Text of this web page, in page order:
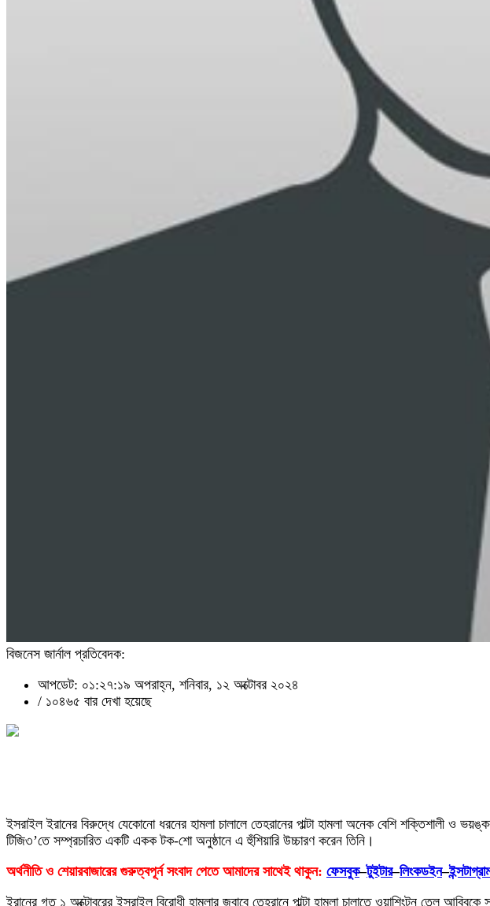
বিজনেস জার্নাল প্রতিবেদক:
আপডেট: ০১:২৭:১৯ অপরাহ্ন, শনিবার, ১২ অক্টোবর ২০২৪
/ ১০৪৬৫ বার দেখা হয়েছে
ইসরাইল ইরানের বিরুদ্ধে যেকোনো ধরনের হামলা চালালে তেহরানের পাল্টা হামলা অনেক বেশি শক্তিশালী ও
টিজি৩’তে সম্প্রচারিত একটি একক টক-শো অনুষ্ঠানে এ হুঁশিয়ারি উচ্চারণ করেন তিনি।
অর্থনীতি ও শেয়ারবাজারের গুরুত্বপূর্ন সংবাদ পেতে আমাদের সাথেই থাকুন: ফেসবুক–টুইটার–লিংকডইন–
ইরানের গত ১ অক্টোবরের ইসরাইল বিরোধী হামলার জবাবে তেহরানে পাল্টা হামলা চালাতে ওয়াশিংটন তেল